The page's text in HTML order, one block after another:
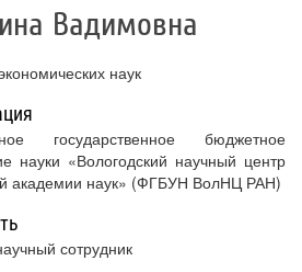
Вадимовна
наук
государственное бюджетное
науки «Вологодский научный центр
академии наук» (ФГБУН ВолНЦ РАН)
сотрудник